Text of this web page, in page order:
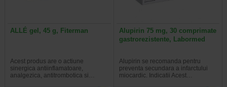
ALLÉ gel, 45 g, Fiterman
Acest produs are o actiune
sinergica antiinflamatoare,
analgezica, antitrombotica si…
Alupirin 75 mg, 30 comprimate
gastrorezistente, Labormed
Alupirin se recomanda pentru
preventa secundara a infarctului
miocardic. Indicatii Acest…